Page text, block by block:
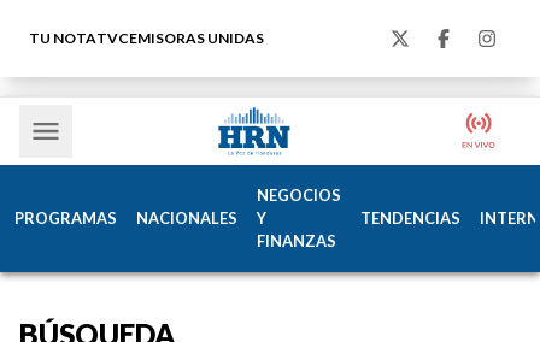
TU NOTATVCEMISORAS UNIDAS
PROGRAMAS NACIONALES
NEGOCIOS
Y
FINANZAS
TENDENCIAS
BÚSQUEDA